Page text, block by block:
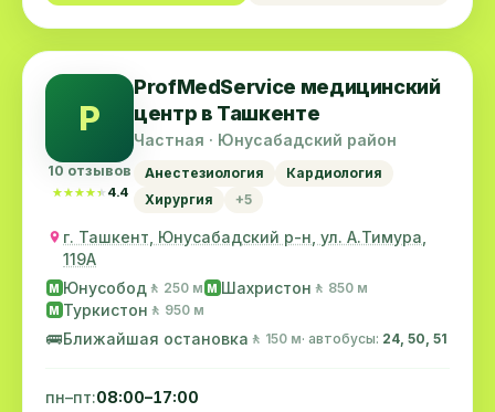
P
10 отзывов
★★★★★
★★★★★ 4.4
ProfMedService медицинский
центр в Ташкенте
Частная · Юнусабадский район
Анестезиология
Кардиология
Хирургия
+5
г. Ташкент, Юнусабадский р-н, ул. А.Тимура,
119A
M Юнусобод 🚶 250 м M Шахристон 🚶 850 м
M Туркистон 🚶 950 м
🚌Ближайшая остановка 🚶 150 м· автобусы: 24, 50, 51
пн–пт:08:00–17:00